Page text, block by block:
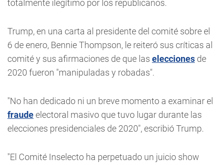
totalmente ilegítimo por los republicanos.
Trump, en una carta al presidente del comité sobre el
6 de enero, Bennie Thompson, le reiteró sus críticas al
comité y sus afirmaciones de que las elecciones de
2020 fueron "manipuladas y robadas".
"No han dedicado ni un breve momento a examinar el
fraudeelectoral masivo que tuvo lugar durante las
elecciones presidenciales de 2020", escribió Trump.
"El Comité Inselecto ha perpetuado un juicio show